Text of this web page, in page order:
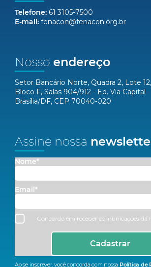
Telefone: 61 3105-7500
E-mail: fenacon@fenacon.org.br
Nosso endereço
Setor Bancário Norte, Quadra 2, Lote 12,
Bloco F, Salas 904/912 - Ed. Via Capital
Brasília/DF, CEP 70040-020
Assine nossa
Nome*
Email*
Concordo em receber comunicações da
Cadastrar
Ao se inscrever, você concorda com nossa Política de